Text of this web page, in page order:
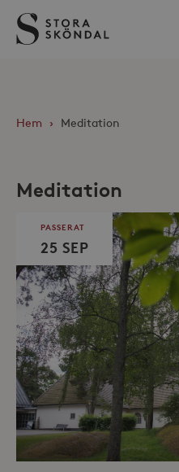
Stora
Sköndal
Hem › Meditation
Meditation
PASSERAT
25 SEP